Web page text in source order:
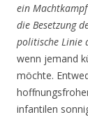
ein
die Besetzung
politische Linie
wenn jemand
möchte.
infantilen